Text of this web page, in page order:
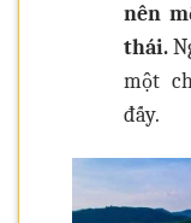
nên
thái.
một
đấy.